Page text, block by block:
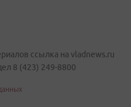
ссылка на vladnews.ru
8 (423) 249-8800